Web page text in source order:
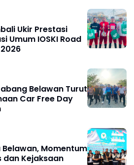
Ukir Prestasi
2026
Belawan Turut
Car Free Day
Momentum
dan Kejaksaan